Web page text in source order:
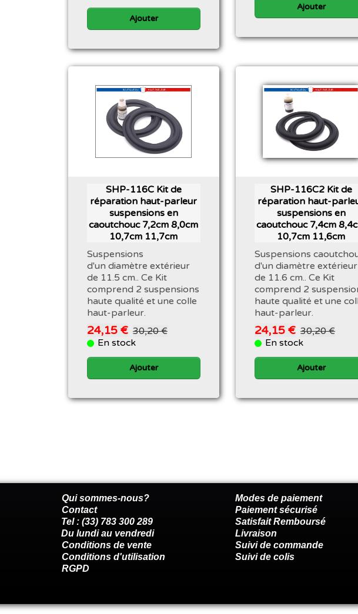
Ajouter
Ajouter
SHP-116C Kit de
réparation haut-parleur
suspensions en
caoutchouc 7,2cm 8,0cm
10,7cm 11,7cm
Suspensions
d'un diamètre extérieur
de 11.5 cm.. Ce Kit
comprend 2 suspensions
haute qualité et une colle
haut-parleur.
24,15 € 30,20 €
En stock
Ajouter
SHP-116C2 Kit de
réparation haut-
suspensions en
caoutchouc 7,4cm
10,7cm 11,6cm
Suspensions
d'un diamètre extérieur
de 11.6 cm.. Ce Kit
comprend 2
haute qualité et une
haut-parleur.
24,15 € 30,20 €
En stock
Ajouter
Qui sommes-nous?
Contact
Tel : (33) 783 300 289
Du lundi au vendredi
Conditions de vente
Conditions d'utilisation
RGPD
Modes de paiement
Paiement sécurisé
Satisfait Remboursé
Livraison
Suivi de commande
Suivi de colis